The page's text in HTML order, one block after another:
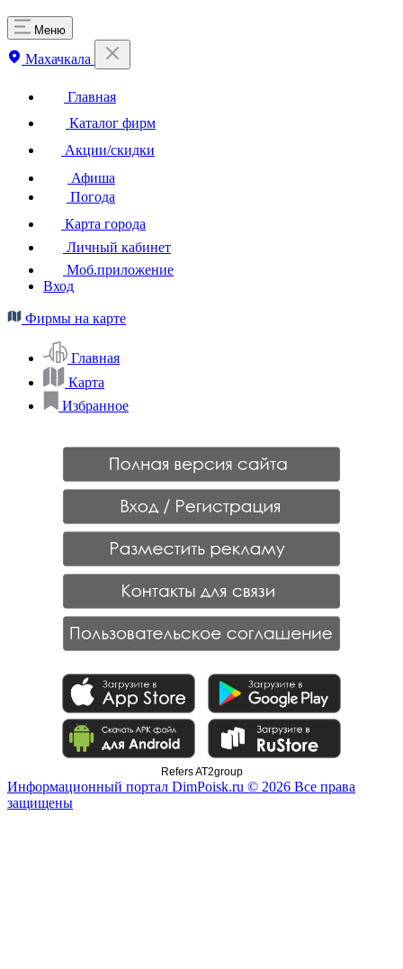
Меню
Махачкала
Главная
Каталог фирм
Акции/скидки
Афиша
Погода
Карта города
Личный кабинет
Моб.приложение
Вход
Фирмы на карте
Главная
Карта
Избранное
Refers AT2group
Информационный портал DimPoisk.ru © 2026 Все права
защищены